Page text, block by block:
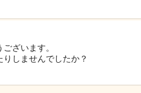
ざいます。
しませんでしたか？